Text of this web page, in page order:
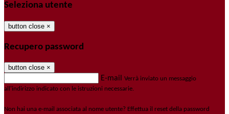
Seleziona utente
button close ×
Recupero password
button close ×
E-mail Verrà inviato un messaggio
all'indirizzo indicato con le istruzioni necessarie.
Non hai una e-mail associata al nome utente? Effettua il reset della password